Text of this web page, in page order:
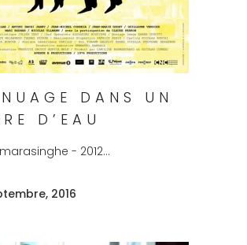
DANS UN
D’EAU
- 2012...
2016